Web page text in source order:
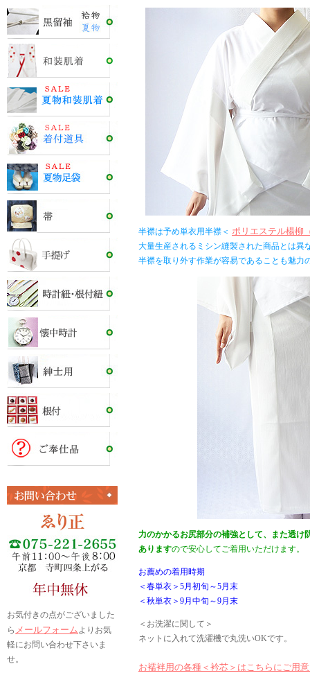
お気付きの点がございました
ら メールフォームよりお気
軽にお問い合わせ下さいま
せ。
半襟は予め単衣用半襟＜ ポリエステル楊柳
大量生産されるミシン縫製された商品とは異
半襟を取り外す作業が容易であることも魅力
力のかかるお尻部分の補強として、また透
ありますので安心してご着用いただけます。
お薦めの着用時期
＜春単衣＞5月初旬～5月末
＜秋単衣＞9月中旬～9月末
＜お洗濯に関して＞
ネットに入れて洗濯機で丸洗いOKです。
お襦袢用の各種＜衿芯＞はこちらにご用